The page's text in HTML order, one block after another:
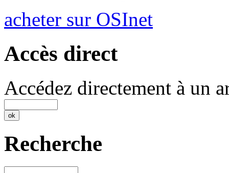
acheter sur OSInet
Accès direct
Accédez directement à un
Recherche